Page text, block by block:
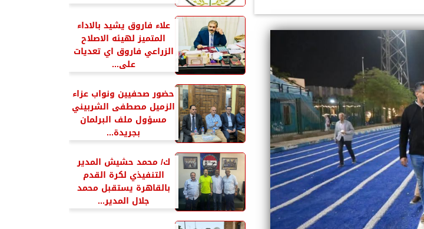
علاء فاروق يشيد بالاداء
المتميز لهيئه الاصلاح
الزراعي فاروق اي تعديات
على...
حضور صحفيين ونواب عزاء
الزميل مصطفى الشربيني
مسؤول ملف البرلمان
بجريدة...
ك/ محمد حشيش المدير
التنفيذي لكرة القدم
بالقاهرة يستقبل محمد
جلال المدير...